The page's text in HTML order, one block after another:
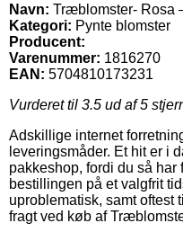
Navn: Træblomster- Rosa
Kategori: Pynte blomster
Producent:
Varenummer: 1816270
EAN: 5704810173231
Vurderet til 3.5 ud af 5
Adskillige internet
leveringsmåder. Et hit er i
pakkeshop, fordi du så
bestillingen på et valgfrit
uproblematisk, samt oftest
fragt ved køb af